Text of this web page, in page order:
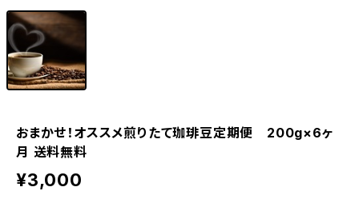
おまかせ！オススメ煎りたて珈琲豆定期便 200g×6ヶ
月 送料無料
¥3,000